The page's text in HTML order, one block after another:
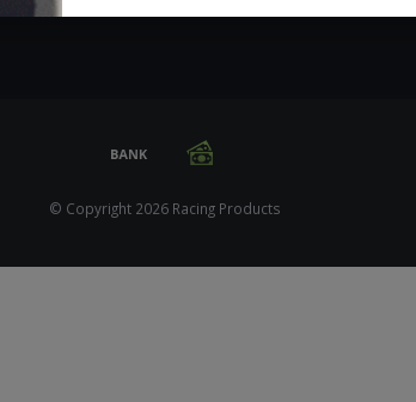
© Copyright 2026 Racing Products